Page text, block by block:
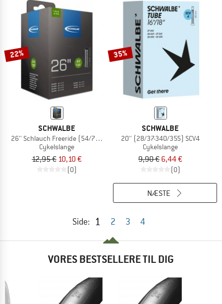
22%
SCHWALBE
26'' Schlauch Freeride (54/75-559) AV 13F
Cykelslange
12,95 € 10,10 €
(0)
35%
SCHWALBE
20'' (28/37-340/355) SCV4
Cykelslange
9,90 € 6,44 €
(0)
Side: 1 2 3 4
NÆSTE
VORES BESTSELLERE TIL DIG